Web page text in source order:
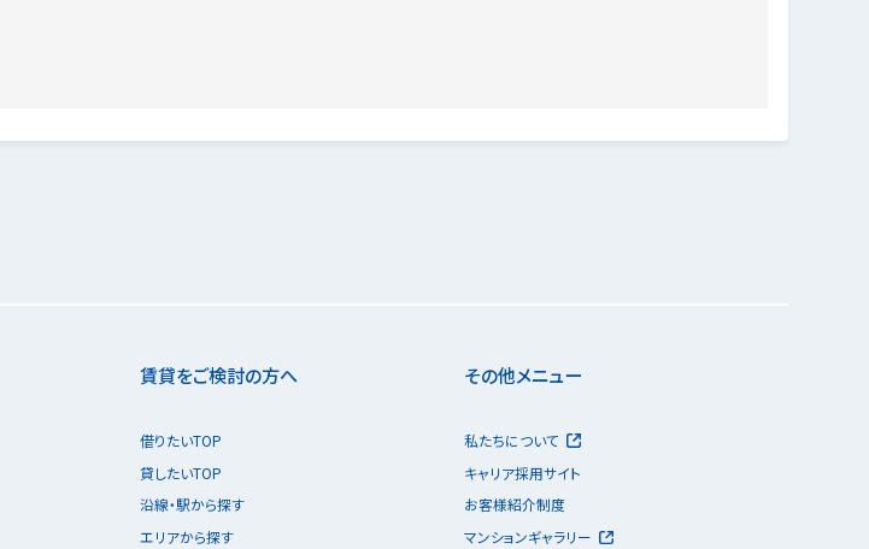
賃貸をご検討の方へ
借りたいTOP
貸したいTOP
沿線・駅から探す
エリアから探す
その他メニュー
私たちについて
キャリア採用サイト
お客様紹介制度
マンションギャラリー